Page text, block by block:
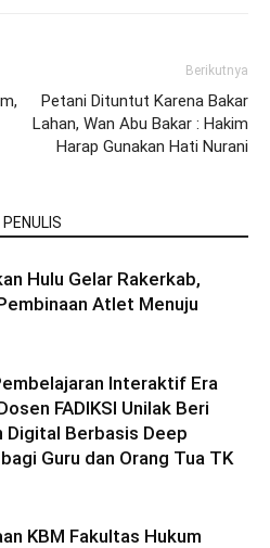
Berikutnya
Petani Dituntut Karena Bakar
Lahan, Wan Abu Bakar : Hakim
Harap Gunakan Hati Nurani
PENULIS
Hulu Gelar Rakerkab,
Atlet Menuju
Interaktif Era
FADIKSI Unilak Beri
Digital Berbasis Deep
Guru dan Orang Tua TK
KBM Fakultas Hukum